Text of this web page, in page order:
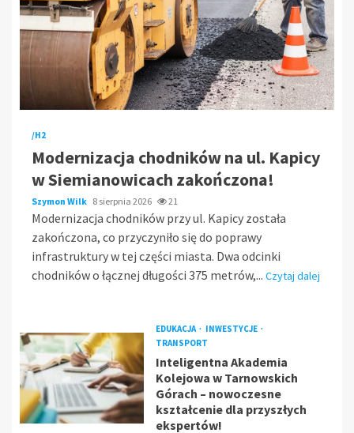
/H2
Modernizacja chodników na ul. Kapicy
w Siemianowicach zakończona!
Szymon Wilk 8 sierpnia 2026 21
Modernizacja chodników przy ul. Kapicy została
zakończona, co przyczyniło się do poprawy
infrastruktury w tej części miasta. Dwa odcinki
chodników o łącznej długości 375 metrów,... Czytaj dalej
EDUKACJA
INWESTYCJE
TRANSPORT
Inteligentna Akademia
Kolejowa w Tarnowskich
Górach – nowoczesne
kształcenie dla przyszłych
ekspertów!